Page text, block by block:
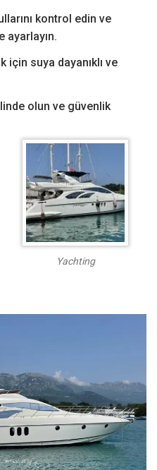
kontrol edin ve
ayarlayın.
için suya dayanıklı ve
olun ve güvenlik
Yachting